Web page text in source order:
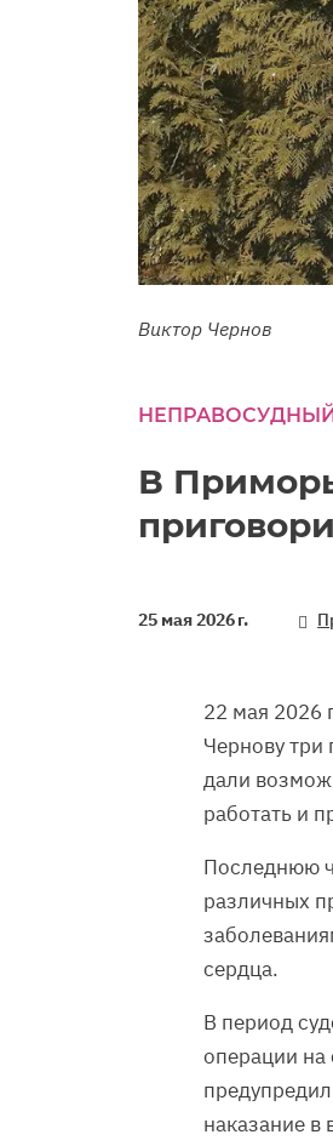
Виктор Чернов
В
25 мая 2026 г.
22 мая 2026
Чернову три
дали
работать и
Последнюю
различных
сердца.
В период
операции на
наказание в